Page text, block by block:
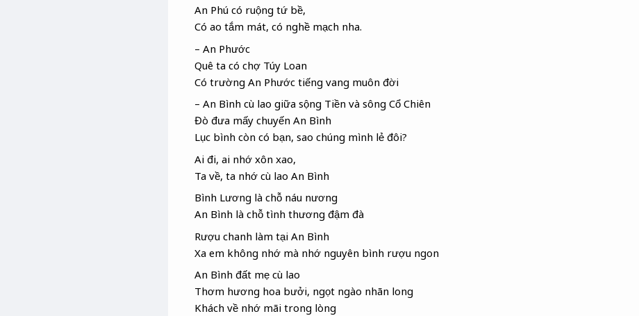
An Phú có ruộng tứ bề,
Có ao tắm mát, có nghề mạch nha.
– An Phước
Quê ta có chợ Túy Loan
Có trường An Phước tiếng vang muôn đời
– An Bình cù lao giữa sộng Tiền và sông Cổ Chiên
Đò đưa mấy chuyến An Bình
Lục bình còn có bạn, sao chúng mình lẻ đôi?
Ai đi, ai nhớ xôn xao,
Ta về, ta nhớ cù lao An Bình
Bình Lương là chỗ náu nương
An Bình là chỗ tình thương đậm đà
Rượu chanh làm tại An Bình
Xa em không nhớ mà nhớ nguyên bình rượu ngon
An Bình đất mẹ cù lao
Thơm hương hoa bưởi, ngọt ngào nhãn long
Khách về nhớ mãi trong lòng